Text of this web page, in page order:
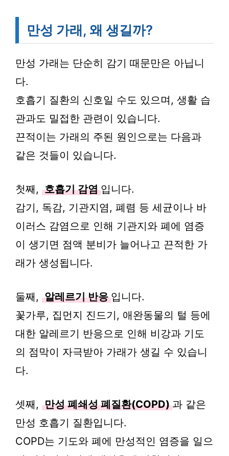
만성 가래, 왜 생길까?
만성 가래는 단순히 감기 때문만은 아닙니
다.
호흡기 질환의 신호일 수도 있으며, 생활 습
관과도 밀접한 관련이 있습니다.
끈적이는 가래의 주된 원인으로는 다음과
같은 것들이 있습니다.
첫째, 호흡기 감염 입니다.
감기, 독감, 기관지염, 폐렴 등 세균이나 바
이러스 감염으로 인해 기관지와 폐에 염증
이 생기면 점액 분비가 늘어나고 끈적한 가
래가 생성됩니다.
둘째, 알레르기 반응 입니다.
꽃가루, 집먼지 진드기, 애완동물의 털 등에
대한 알레르기 반응으로 인해 비강과 기도
의 점막이 자극받아 가래가 생길 수 있습니
다.
셋째, 만성 폐쇄성 폐질환(COPD) 과 같은
만성 호흡기 질환입니다.
COPD는 기도와 폐에 만성적인 염증을 일으